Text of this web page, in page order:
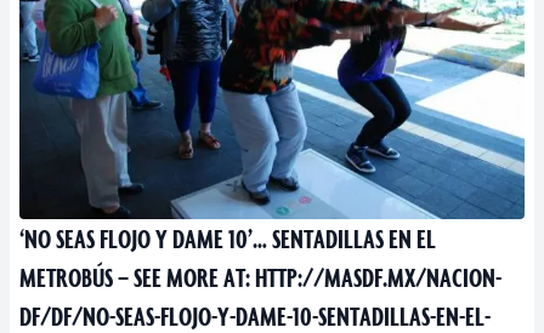
‘NO SEAS FLOJO Y DAME 10’… SENTADILLAS EN EL
METROBÚS – SEE MORE AT: HTTP://MASDF.MX/NACION-
DF/DF/NO-SEAS-FLOJO-Y-DAME-10-SENTADILLAS-EN-EL-